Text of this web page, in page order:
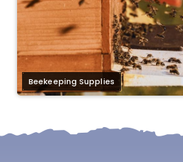
Beekeeping Supplies